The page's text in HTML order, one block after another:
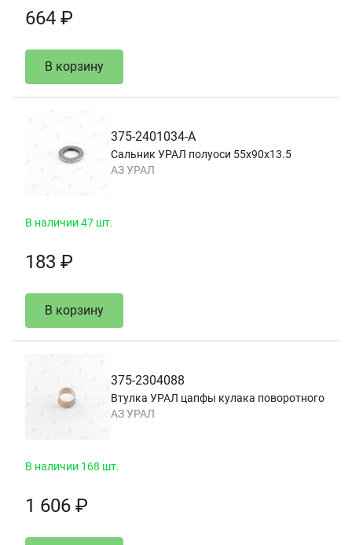
664 ₽
В корзину
375-2401034-А
Сальник УРАЛ полуоси 55х90х13.5
АЗ УРАЛ
В наличии 47 шт.
183 ₽
В корзину
375-2304088
Втулка УРАЛ цапфы кулака поворотного
АЗ УРАЛ
В наличии 168 шт.
1 606 ₽